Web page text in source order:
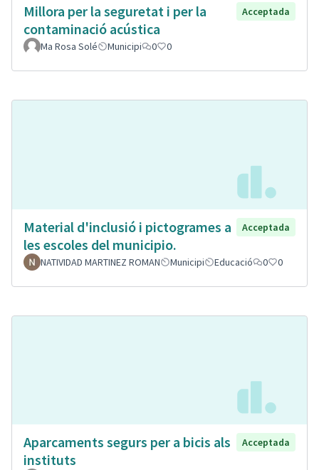
Millora per la seguretat i per la
contaminació acústica
Acceptada
Ma Rosa Solé Municipi 0 0
Material d'inclusió i pictogrames a
les escoles del municipio.
Acceptada
NATIVIDAD MARTINEZ ROMAN Municipi Educació 0 0
Aparcaments segurs per a bicis als
instituts
Acceptada